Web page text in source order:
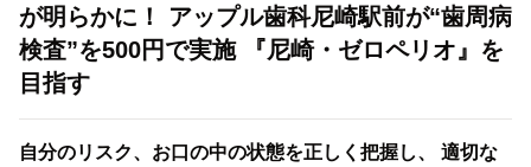
が明らかに！ アップル歯科尼崎駅前が“歯周病
検査”を500円で実施 『尼崎・ゼロペリオ』を
目指す
自分のリスク、お口の中の状態を正しく把握し、 適切な